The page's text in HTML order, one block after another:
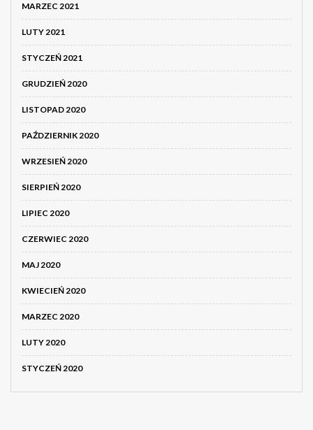
MARZEC 2021
LUTY 2021
STYCZEŃ 2021
GRUDZIEŃ 2020
LISTOPAD 2020
PAŹDZIERNIK 2020
WRZESIEŃ 2020
SIERPIEŃ 2020
LIPIEC 2020
CZERWIEC 2020
MAJ 2020
KWIECIEŃ 2020
MARZEC 2020
LUTY 2020
STYCZEŃ 2020